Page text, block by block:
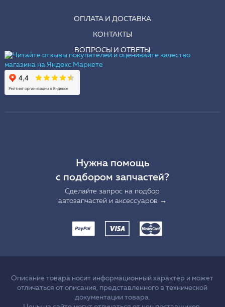
ОПЛАТА И ДОСТАВКА
КОНТАКТЫ
ВОПРОСЫ И ОТВЕТЫ
Нужна помощь
с подбором запчастей?
Сделайте запрос на подбор
автозапчастей и аксессуаров →
Описание товара носит информационный характер и может
отличаться от описания, представленного в технической
документации товара.